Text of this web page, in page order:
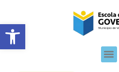
Abrir barra de ferramentas